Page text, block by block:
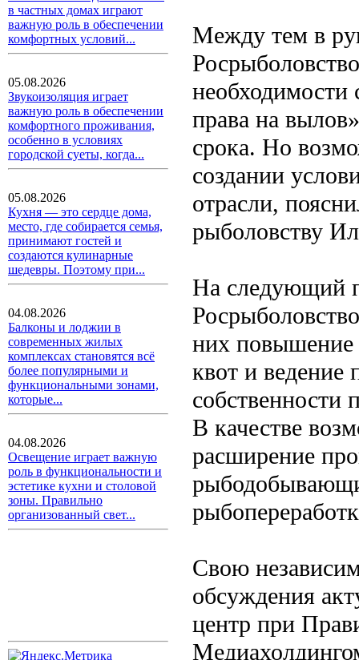
в частных домах играют
важную роль в обеспечении
комфортных условий...
05.08.2026
Звукоизоляция играет
важную роль в обеспечении
комфортного проживания,
особенно в условиях
городской суеты, когда...
05.08.2026
Кухня — это сердце дома,
место, где собирается семья,
принимают гостей и
создаются кулинарные
шедевры. Поэтому при...
04.08.2026
Балконы и лоджии в
современных жилых
комплексах становятся всё
более популярными и
функциональными зонами,
которые...
04.08.2026
Освещение играет важную
роль в функциональности и
эстетике кухни и столовой
зоны. Правильно
организованный свет...
Между тем в
необходимости
права на
срока. Но
создании
отрасли,
рыболовству
На следующий
них повышение
квот и ведение
собственности
В качестве
расширение
Свою
обсуждения
центр при